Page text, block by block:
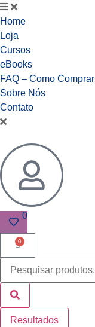
Home
Loja
Cursos
eBooks
FAQ – Como Comprar
Sobre Nós
Contato
0
0
Resultados